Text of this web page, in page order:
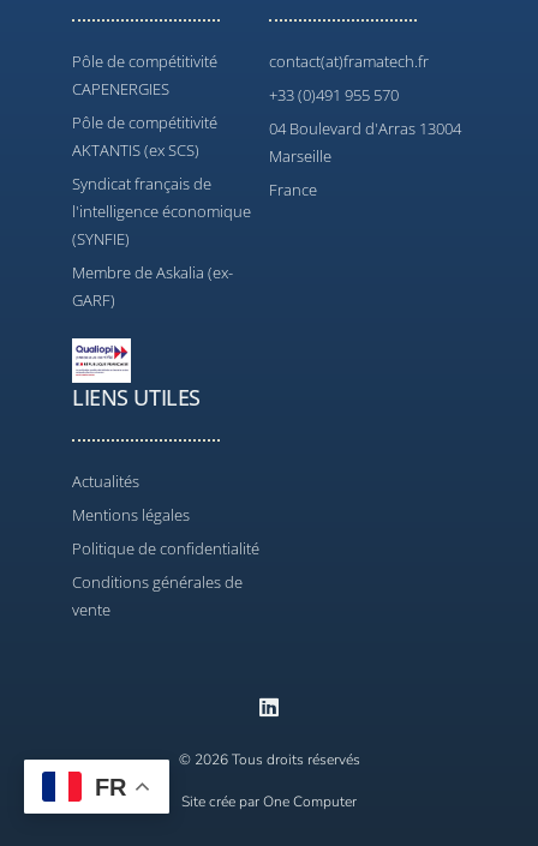
Pôle de compétitivité
CAPENERGIES
Pôle de compétitivité
AKTANTIS (ex SCS)
Syndicat français de
l'intelligence économique
(SYNFIE)
Membre de Askalia (ex-
GARF)
contact(at)framatech.fr
+33 (0)491 955 570
04 Boulevard d'Arras 13004
Marseille
France
LIENS UTILES
Actualités
Mentions légales
Politique de confidentialité
Conditions générales de
vente
© 2026 Tous droits réservés
Site crée par One Computer
FR